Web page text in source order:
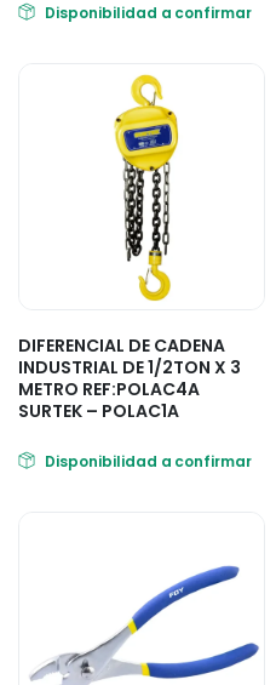
Disponibilidad a confirmar
DIFERENCIAL DE CADENA
INDUSTRIAL DE 1/2TON X 3
METRO REF:POLAC4A
SURTEK – POLAC1A
Disponibilidad a confirmar